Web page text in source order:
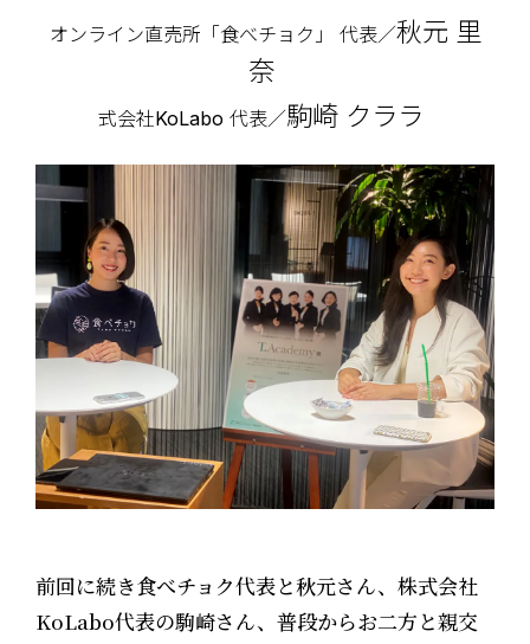
オンライン直売所「食べチョク」 代表／秋元 里
奈
式会社KoLabo 代表／駒崎 クララ
前回に続き食べチョク代表と秋元さん、株式会社
KoLabo代表の駒崎さん、普段からお二方と親交